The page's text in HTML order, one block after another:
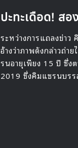
ปะทะเดือด! ส
ระหว่างการแถลงข่า
อ้างว่าภาพดังกล่าวถ่
รนอายุเพียง 15 ปี ซึ่ง
2019 ซึ่งคิมแซรนบรร